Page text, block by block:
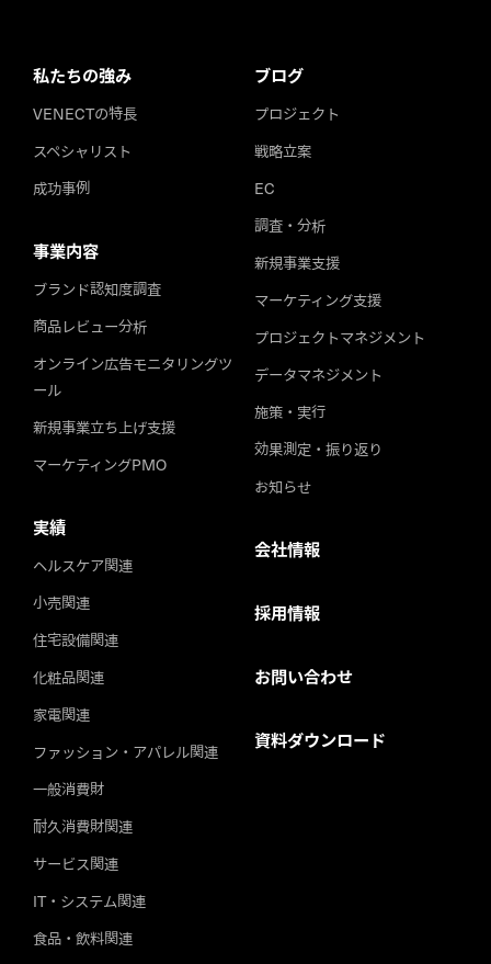
私たちの強み
VENECTの特長
スペシャリスト
成功事例
事業内容
ブランド認知度調査
商品レビュー分析
オンライン広告モニタリングツ
ール
新規事業立ち上げ支援
マーケティングPMO
実績
ヘルスケア関連
小売関連
住宅設備関連
化粧品関連
家電関連
ファッション・アパレル関連
一般消費財
耐久消費財関連
サービス関連
IT・システム関連
食品・飲料関連
ブログ
プロジェクト
戦略立案
EC
調査・分析
新規事業支援
マーケティング支援
プロジェクトマネジメント
データマネジメント
施策・実行
効果測定・振り返り
お知らせ
会社情報
採用情報
お問い合わせ
資料ダウンロード